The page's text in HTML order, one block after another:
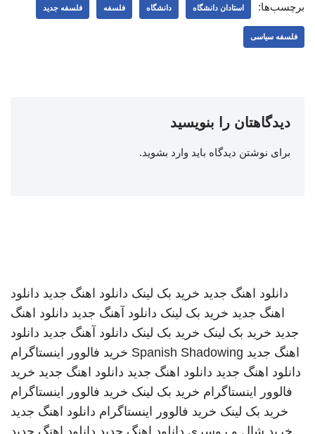
برچسب‌ها: استادان دانشگاه دانشگاه فلسفه فلسفه جدید
فلسفه سیاسی
دیدگاهتان را بنویسید
برای نوشتن دیدگاه باید وارد بشوید.
دانلود اهنگ جدید خرید بک لینک دانلود اهنگ جدید دانلود
اهنگ جدید خرید بک لینک دانلود آهنگ جدید دانلود اهنگ
جدید خرید بک لینک خرید بک لینک دانلود آهنگ جدید دانلود
اهنگ جدید Spanish Shadowing خرید فالوور اینستاگرام
دانلود اهنگ جدید دانلود اهنگ جدید دانلود اهنگ جدید خرید
فالوور اینستاگرام خرید بک لینک خرید فالوور اینستاگرام
خرید بک لینک خرید فالوور اینستاگرام دانلود اهنگ جدید
خرید شال و روسری دانلود اهنگ جدید دانلود اهنگ جدید